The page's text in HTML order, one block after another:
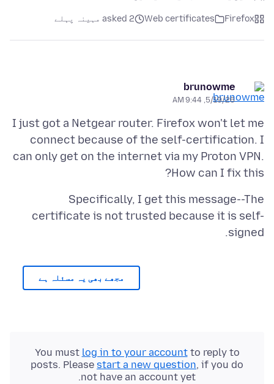
Firefox
Web certificates asked 2 مہینہ پہلے
brunowme
5/19/26, 9:44 AM
I just got a Netgear router. Firefox won't let me
connect because of the self-certification. I
can only get on the internet via my Proton VPN.
How can I fix this?
Specifically, I get this message--The
certificate is not trusted because it is self-
signed.
مجھے بھی یہ مسئلہ ہے
You must log in to your accountto reply to
posts. Please start a new question, if you do
not have an account yet.